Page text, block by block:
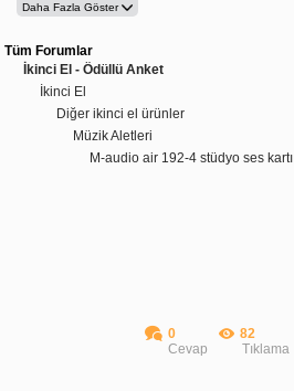
Tüm Forumlar
İkinci El - Ödüllü Anket
İkinci El
Diğer ikinci el ürünler
Müzik Aletleri
M-audio air 192-4 stüdyo ses kartı
0
Cevap
82
Tıklama